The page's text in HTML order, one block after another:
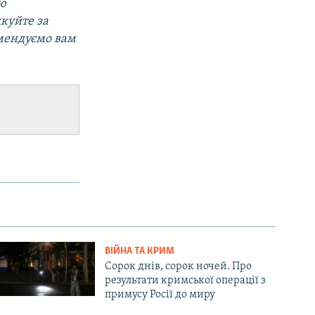
за
вам
ВІЙНА ТА КРИМ
Сорок днів, сорок ночей. Про
результати кримської операції з
примусу Росії до миру